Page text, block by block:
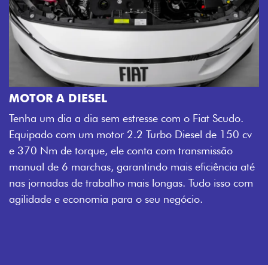
MOTOR A DIESEL
Tenha um dia a dia sem estresse com o Fiat Scudo.
Equipado com um motor 2.2 Turbo Diesel de 150 cv
e 370 Nm de torque, ele conta com transmissão
manual de 6 marchas, garantindo mais eficiência até
nas jornadas de trabalho mais longas. Tudo isso com
agilidade e economia para o seu negócio.